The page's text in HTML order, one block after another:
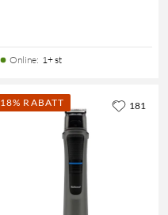
Online: 1+ st
18% RABATT 181